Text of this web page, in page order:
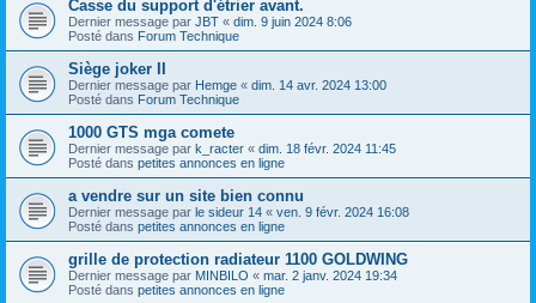
Casse du support d'étrier avant.
Dernier message par JBT « dim. 9 juin 2024 8:06
Posté dans Forum Technique
Siège joker II
Dernier message par Hemge « dim. 14 avr. 2024 13:00
Posté dans Forum Technique
1000 GTS mga comete
Dernier message par k_racter « dim. 18 févr. 2024 11:45
Posté dans petites annonces en ligne
a vendre sur un site bien connu
Dernier message par le sideur 14 « ven. 9 févr. 2024 16:08
Posté dans petites annonces en ligne
grille de protection radiateur 1100 GOLDWING
Dernier message par MINBILO « mar. 2 janv. 2024 19:34
Posté dans petites annonces en ligne